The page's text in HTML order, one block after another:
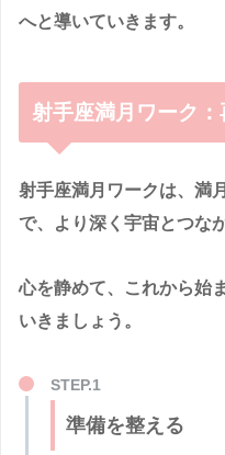
へと導いていきます。
射手座満月ワーク
射手座満月ワークは、満
で、より深く宇宙とつな
心を静めて、これから始
いきましょう。
準備を整える